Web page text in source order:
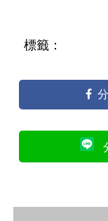
標籤：
分